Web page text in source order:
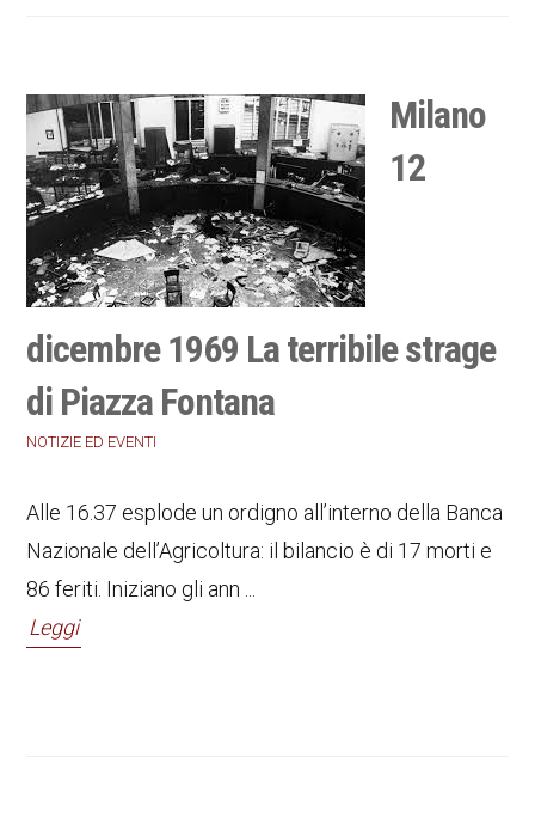
Milano
12
dicembre 1969 La terribile strage
di Piazza Fontana
NOTIZIE ED EVENTI
Alle 16.37 esplode un ordigno all’interno della Banca
Nazionale dell’Agricoltura: il bilancio è di 17 morti e
86 feriti. Iniziano gli ann ...
Leggi